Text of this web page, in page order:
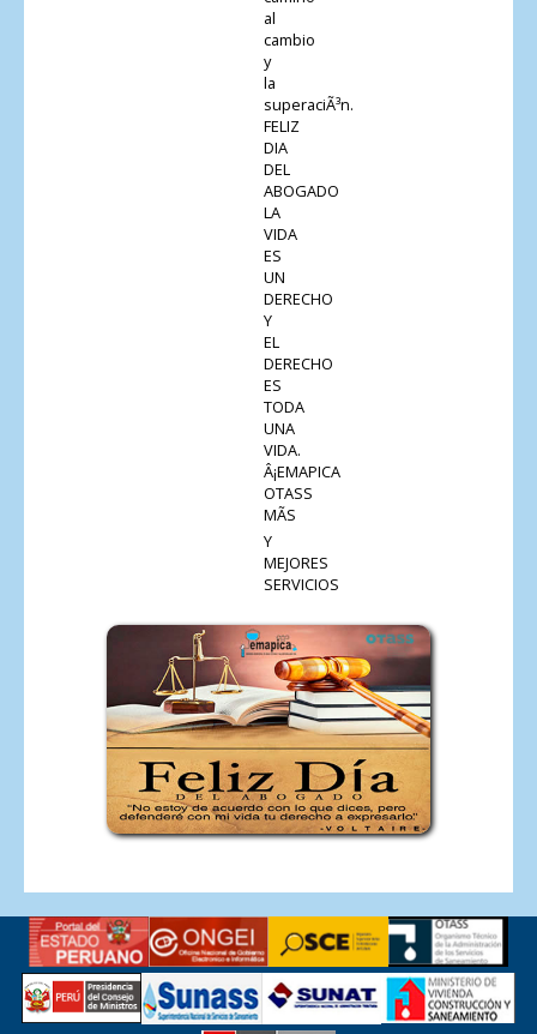
al
cambio
y
la
superaciÃ³n.
FELIZ
DIA
DEL
ABOGADO
LA
VIDA
ES
UN
DERECHO
Y
EL
DERECHO
ES
TODA
UNA
VIDA.
Â¡EMAPICA
OTASS
MÃS
Y
MEJORES
SERVICIOS